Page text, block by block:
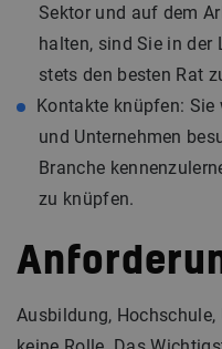
Sektor und auf dem
halten, sind Sie in der
stets den besten Rat
Kontakte knüpfen: Sie
und Unternehmen
Branche
zu knüpfen.
Ausbildung,